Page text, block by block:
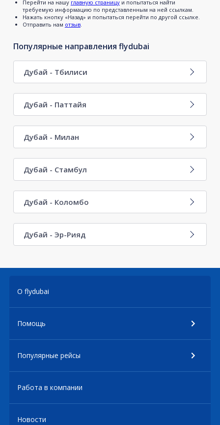
Перейти на нашу главную страницуи попытаться найти
требуемую информацию по представленным на ней ссылкам.
Нажать кнопку «Назад» и попытаться перейти по другой ссылке.
Отправить нам отзыв.
Популярные направления flydubai
Дубай - Тбилиси
Дубай - Паттайя
Дубай - Милан
Дубай - Стамбул
Дубай - Коломбо
Дубай - Эр-Рияд
О flydubai
Помощь
Популярные рейсы
Работа в компании
Новости